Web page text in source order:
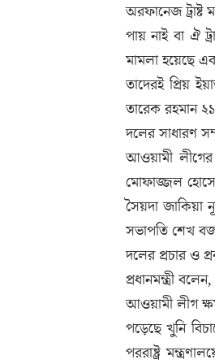
অরফানেজ
পায় নাই বা ঐ
মামলা হয়েছে
তাদেরই প্রিয়
তারেক রহমান
দলের সাধারণ
আওয়ামী
মোফাজ্জল
সৈয়দা জাকিয়া
সভাপতি শেখ
দলের প্রচার ও
প্রধানমন্ত্রী
আওয়ামী লীগ
পড়েছে খুনি
পররাষ্ট্র